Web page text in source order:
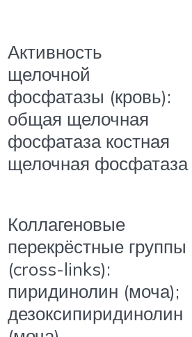
Активность
щелочной
фосфатазы (кровь):
общая щелочная
фосфатаза костная
щелочная фосфатаза
Коллагеновые
перекрёстные группы
(cross-links):
пиридинолин (моча);
дезоксипиридинолин